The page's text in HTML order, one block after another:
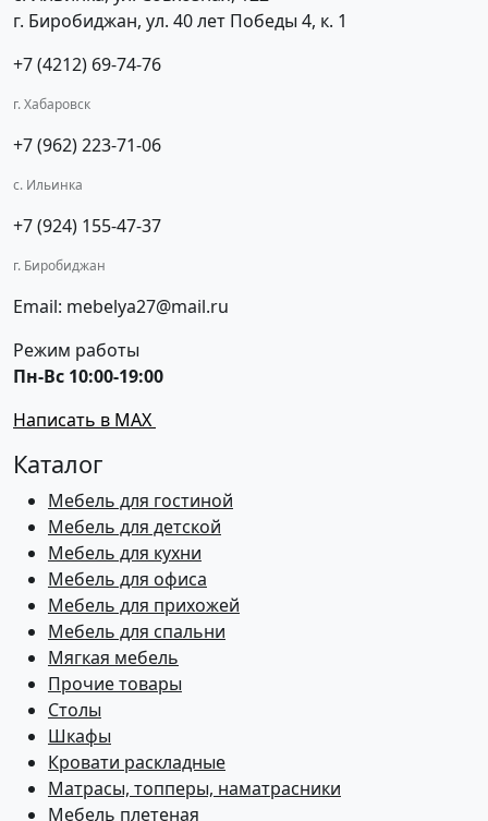
г. Биробиджан, ул. 40 лет Победы 4, к. 1
+7 (4212) 69-74-76
г. Хабаровск
+7 (962) 223-71-06
с. Ильинка
+7 (924) 155-47-37
г. Биробиджан
Email: mebelya27@mail.ru
Режим работы
Пн-Вс 10:00-19:00
Написать в MAX
Каталог
Мебель для гостиной
Мебель для детской
Мебель для кухни
Мебель для офиса
Мебель для прихожей
Мебель для спальни
Мягкая мебель
Прочие товары
Столы
Шкафы
Кровати раскладные
Матрасы, топперы, наматрасники
Мебель плетеная